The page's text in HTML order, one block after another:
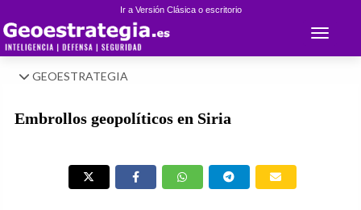
Ir a Versión Clásica o escritorio
Toggle
GEOESTRATEGIA
Embrollos geopolíticos en Siria